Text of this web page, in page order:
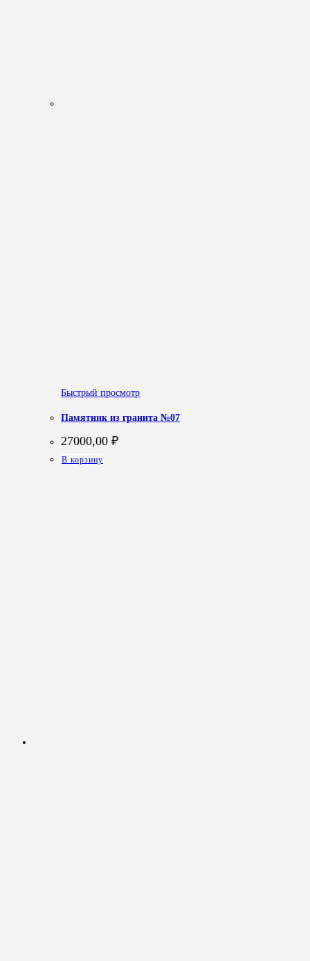
Быстрый просмотр
Памятник из гранита №07
27000,00 ₽
В корзину